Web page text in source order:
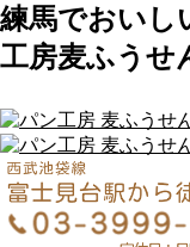
練馬でおいし
工房麦ふうせ